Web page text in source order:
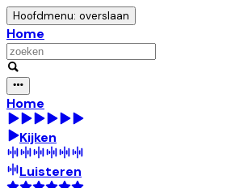
Hoofdmenu: overslaan
Home
Home
Kijken
Luisteren